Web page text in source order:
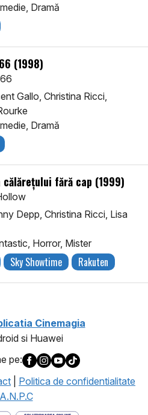
Dramă
(1998)
Gallo, Christina Ricci,
Dramă
călărețului fără cap (1999)
Depp, Christina Ricci, Lisa
Horror, Mister
Sky Showtime Rakuten
Cinemagia
si Huawei
pe:
Politica de confidentialitate
A.N.P.C